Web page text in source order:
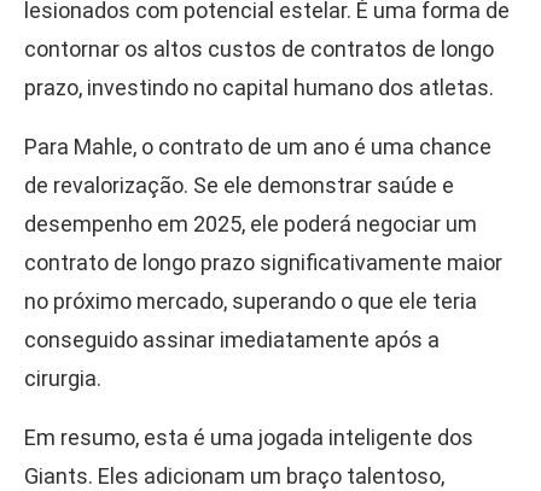
lesionados com potencial estelar. É uma forma de
contornar os altos custos de contratos de longo
prazo, investindo no capital humano dos atletas.
Para Mahle, o contrato de um ano é uma chance
de revalorização. Se ele demonstrar saúde e
desempenho em 2025, ele poderá negociar um
contrato de longo prazo significativamente maior
no próximo mercado, superando o que ele teria
conseguido assinar imediatamente após a
cirurgia.
Em resumo, esta é uma jogada inteligente dos
Giants. Eles adicionam um braço talentoso,